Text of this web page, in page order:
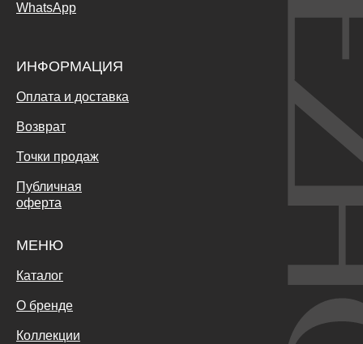
WhatsApp
ИНФОРМАЦИЯ
Оплата и доставка
Возврат
Точки продаж
Публичная
оферта
МЕНЮ
Каталог
О бренде
Коллекции